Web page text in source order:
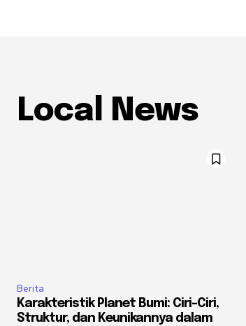
Local News
Berita
Karakteristik Planet Bumi: Ciri-Ciri,
Struktur, dan Keunikannya dalam